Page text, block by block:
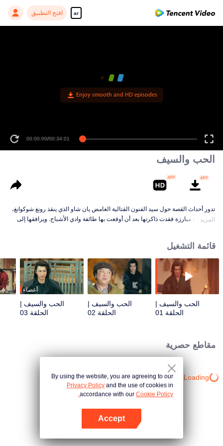
ar افتح التطبيق
Enjoy smooth and HD episodes
00:00:00/00:34:01
الحب والسيف
تدور أحداث القصة حول سيد الفنون القتالية الغامض يان شاو الذي ينقذ رونغ شوكوانغ،
وهي فتاة مبارزة فقدت ذاكرتها بعد أن أوقعت بها طائفة وادي الأشباح. ويرافقها إلى
في الصراعات الغادرة في العالم القتالي، ويتعاونان لمعاقبة الشر ومواجهة طائفة وادي
الأشباح المهددة. ومع ذلك، فإن أسرار ماضيهما وحاضرهما تنتظرهما ليتم الكشف
عنها...
المزيد
قائمة التشغيل
الحب والسيف |
الحلقة 01
الحب والسيف |
الحلقة 02
أعضاء
الحب والسيف |
الحلقة 03
مقاطع حصرية
Loading…
By using the website, you are agreeing to our
Privacy Policy and the use of cookies in
accordance with our Cookie Policy.
Accept